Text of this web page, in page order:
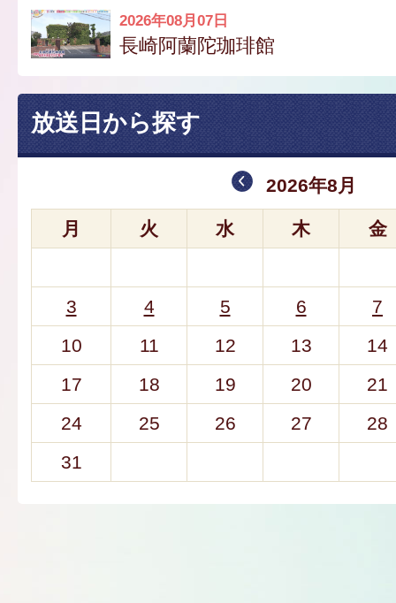
2026年08月07日
長崎阿蘭陀珈琲館
放送日から探す
2026年8月
月 火 水 木 金
3 4 5 6
7
10
11 12 13
14
17
18 19 20
21
24
25 26 27
28
31